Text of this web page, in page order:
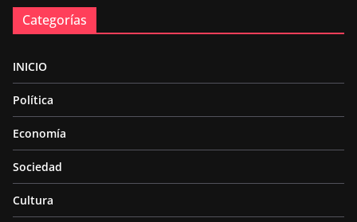
Categorías
INICIO
Política
Economía
Sociedad
Cultura